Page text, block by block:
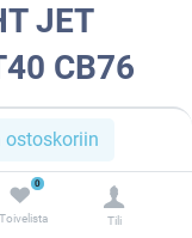
ostoskoriin
0
Toivelista Tili
JET
CB76